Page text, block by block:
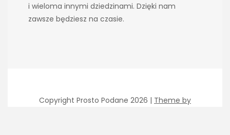
i wieloma innymi dziedzinami. Dzięki nam
zawsze będziesz na czasie.
Copyright Prosto Podane 2026 | Theme by